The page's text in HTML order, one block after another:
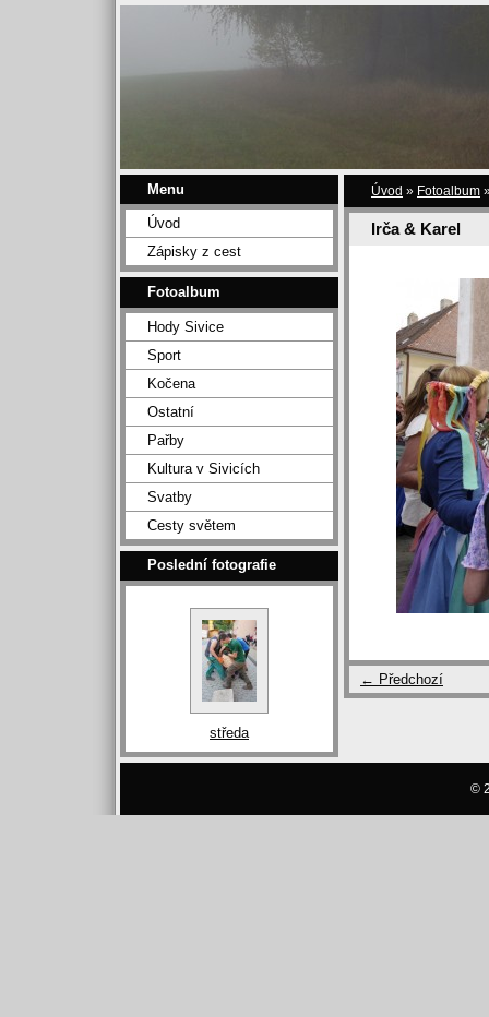
Menu
Úvod
Zápisky z cest
Fotoalbum
Hody Sivice
Sport
Kočena
Ostatní
Pařby
Kultura v Sivicích
Svatby
Cesty světem
Poslední fotografie
středa
Úvod » Fotoalbum
Irča & Karel
← Předchozí
©